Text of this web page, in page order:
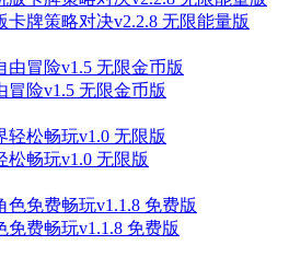
卡牌策略对决v2.2.8 无限能量版
险v1.5 无限金币版
松畅玩v1.0 无限版
费畅玩v1.1.8 免费版